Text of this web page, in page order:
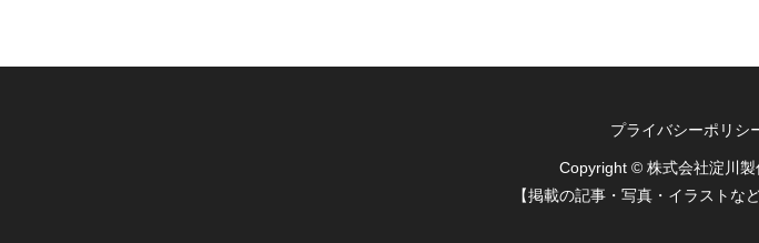
プライバシーポリシ
Copyright © 株式会社淀川製
【掲載の記事・写真・イラストな